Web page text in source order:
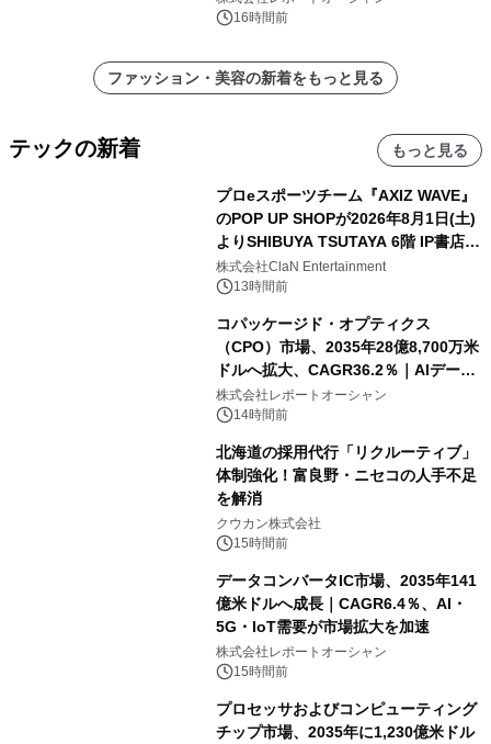
16時間前
ファッション・美容の新着をもっと見る
テックの新着 もっと見る
プロeスポーツチーム『AXIZ WAVE』
のPOP UP SHOPが2026年8月1日(土)
よりSHIBUYA TSUTAYA 6階 IP書店で
開催決定！！
株式会社ClaN Entertainment
13時間前
コパッケージド・オプティクス
（CPO）市場、2035年28億8,700万米
ドルへ拡大、CAGR36.2％｜AIデータ
センター・高速光通信需要が成長を加
速
株式会社レポートオーシャン
14時間前
北海道の採用代行「リクルーティブ」
体制強化！富良野・ニセコの人手不足
を解消
クウカン株式会社
15時間前
データコンバータIC市場、2035年141
億米ドルへ成長｜CAGR6.4％、AI・
5G・IoT需要が市場拡大を加速
株式会社レポートオーシャン
15時間前
プロセッサおよびコンピューティング
チップ市場、2035年に1,230億米ドル